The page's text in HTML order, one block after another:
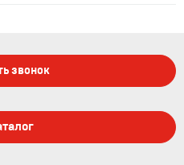
звонок